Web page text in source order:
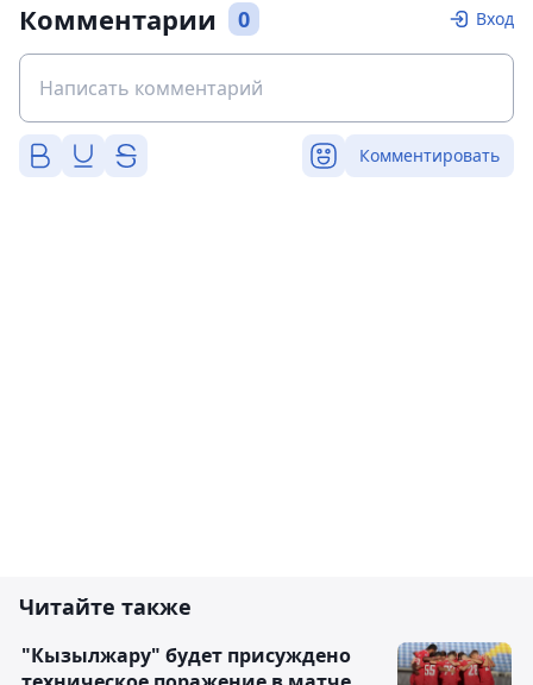
Комментарии 0 Вход
Комментировать
Читайте также
"Кызылжару" будет присуждено